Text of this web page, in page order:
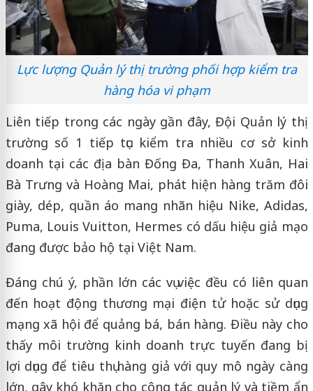
Lực lượng Quản lý thị trường phối hợp kiểm tra
hàng hóa vi phạm
Liên tiếp trong các ngày gần đây, Đội Quản lý thị
trường số 1 tiếp tục kiểm tra nhiều cơ sở kinh
doanh tại các địa bàn Đống Đa, Thanh Xuân, Hai
Bà Trưng và Hoàng Mai, phát hiện hàng trăm đôi
giày, dép, quần áo mang nhãn hiệu Nike, Adidas,
Puma, Louis Vuitton, Hermes có dấu hiệu giả mạo
đang được bảo hộ tại Việt Nam.
Đáng chú ý, phần lớn các vụ việc đều có liên quan
đến hoạt động thương mại điện tử hoặc sử dụng
mạng xã hội để quảng bá, bán hàng. Điều này cho
thấy môi trường kinh doanh trực tuyến đang bị
lợi dụng để tiêu thụ hàng giả với quy mô ngày càng
lớn, gây khó khăn cho công tác quản lý và tiềm ẩn